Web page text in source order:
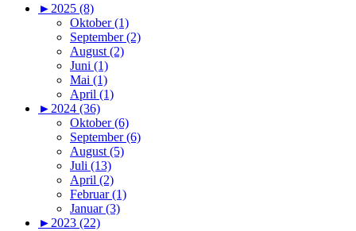
► 2025 (8)
Oktober (1)
September (2)
August (2)
Juni (1)
Mai (1)
April (1)
► 2024 (36)
Oktober (6)
September (6)
August (5)
Juli (13)
April (2)
Februar (1)
Januar (3)
► 2023 (22)